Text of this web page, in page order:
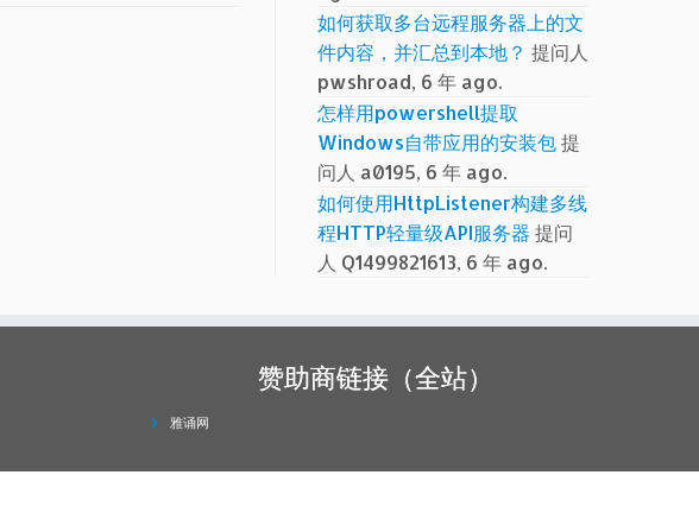
如何获取多台远程服务器上的文
件内容，并汇总到本地？ 提问人
pwshroad, 6 年 ago.
怎样用powershell提取
Windows自带应用的安装包提
问人 a0195, 6 年 ago.
如何使用HttpListener构建多线
程HTTP轻量级API服务器 提问
人 Q1499821613, 6 年 ago.
赞助商链接（全站）
雅诵网